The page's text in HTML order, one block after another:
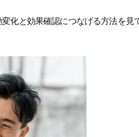
化と効果確認につなげる方法を見